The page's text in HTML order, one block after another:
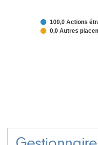
100,0 Actions
0,0 Autres